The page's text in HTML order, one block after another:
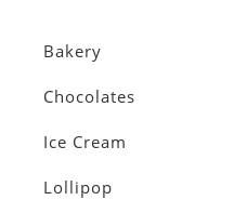
Bakery
Chocolates
Ice Cream
Lollipop